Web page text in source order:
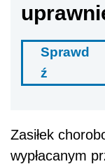
Sprawd
ź
Zasiłek
wypłacanym